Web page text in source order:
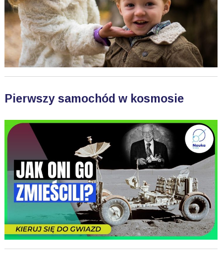
Pierwszy samochód w kosmosie